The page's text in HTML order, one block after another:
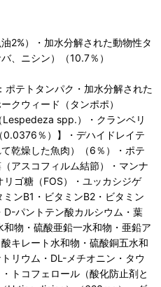
2%）・加水分解された動物性タ
、ニシン）（10.7％）
ポテトタンパク・加水分解された
クウィード（タンポポ）
spp.）・クランベリ
％）】・デハイドレイテ
乾燥した魚肉）（6％）・ポテ
アスコフィルム結節）・マンナ
ゴ糖（FOS）・ユッカシジゲ
ンB1・ビタミンB2・ビタミン
D-パントテン酸カルシウム・葉
物・硫酸亜鉛一水和物・亜鉛ア
キレート水和物・硫酸銅五水和
リウム・DL-メチオニン・タウ
トコフェロール（酸化防止剤と